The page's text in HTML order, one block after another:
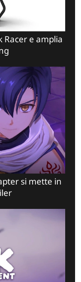
Racer e amplia
si mette in